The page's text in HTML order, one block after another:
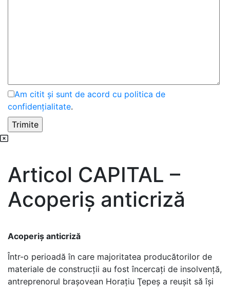
Am citit și sunt de acord cu politica de
confidențialitate.
Articol CAPITAL –
Acoperiș anticriză
Acoperiş anticriză
Într-o perioadă în care majoritatea producătorilor de
materiale de construcţii au fost încercaţi de insolvenţă,
antreprenorul braşovean Horaţiu Ţepeş a reuşit să îşi